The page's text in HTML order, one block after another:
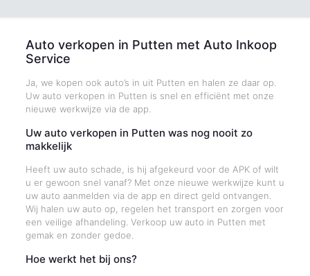
Auto verkopen in Putten met Auto Inkoop
Service
Ja, we kopen ook auto’s in uit Putten en halen ze daar op.
Uw auto verkopen in Putten is snel en efficiënt met onze
nieuwe werkwijze via de app.
Uw auto verkopen in Putten was nog nooit zo
makkelijk
Heeft uw auto schade, is hij afgekeurd voor de APK of wilt
u er gewoon snel vanaf? Met onze nieuwe werkwijze kunt u
uw auto aanmelden via de app en direct geld ontvangen.
Wij halen uw auto op, regelen het transport en zorgen voor
een veilige afhandeling. Verkoop uw auto in Putten met
gemak en zonder gedoe.
Hoe werkt het bij ons?